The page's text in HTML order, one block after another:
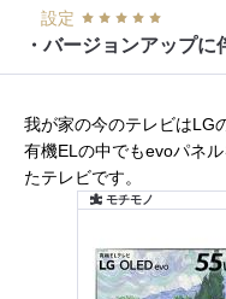
設定
・バージョンアップに
我が家の今のテレビはLG
有機ELの中でもevoパネ
たテレビです。